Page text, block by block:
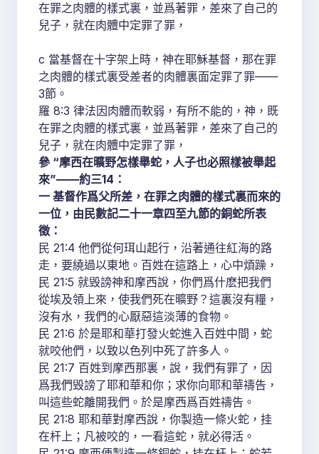
在罪之肉體的樣式裏，並爲著罪，差來了自己的
兒子，就在肉體中定罪了罪，
c 當基督在十字架上時，神在耶穌基督，那在罪
之肉體的樣式裏受差者的肉體裏面定罪了罪——
3節。
羅 8:3 律法因肉體而軟弱，有所不能的，神，既
在罪之肉體的樣式裏，並爲著罪，差來了自己的
兒子，就在肉體中定罪了罪，
參 “摩西在曠野怎樣舉蛇，人子也必照樣被舉起
來”——約三14：
一 基督作爲父所差，在罪之肉體的樣式裏而來的
一位，由民數記二十一章四至九節的銅蛇所表
徵：
民 21:4 他們從何珥山起行，沿著通往紅海的路
走，要繞過以東地。百姓在這路上，心中煩躁，
民 21:5 就毁謗神和摩西說，你們爲什麽把我們
從埃及領上來，使我們死在曠野？這裏沒有糧，
沒有水，我們的心厭惡這淡薄的食物。
民 21:6 於是耶和華打發火蛇進入百姓中間，蛇
就咬他們，以致以色列中死了許多人。
民 21:7 百姓到摩西那裏，說，我們有罪了，因
爲我們毁謗了耶和華和你；求你向耶和華禱告，
叫這些蛇離開我們。於是摩西爲百姓禱告。
民 21:8 耶和華對摩西說，你製造一條火蛇，挂
在杆上；凡被咬的，一看這蛇，就必得活。